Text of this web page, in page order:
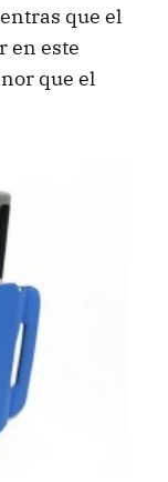
que el
en este
que el